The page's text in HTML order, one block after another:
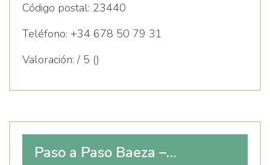
Código postal: 23440
Teléfono: +34 678 50 79 31
Valoración: / 5 ()
Paso a Paso Baeza –